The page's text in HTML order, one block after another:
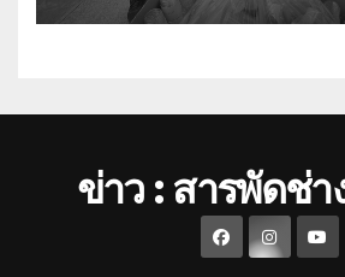
ข่าว : สารพัดช่า